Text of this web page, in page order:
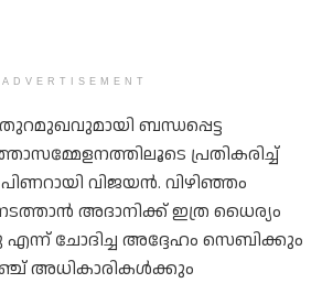
ADVERTISEMENT
ബന്ധപ്പെട്ട
പ്രതികരിച്ച്
വിജയൻ. വിഴി‌ഞ്ഞം
അദാനിക്ക് ഇത്ര ധൈര്യം
എന്ന് ചോദിച്ച അദ്ദേഹം സെബിക്കും
അധികാരികൾക്കും